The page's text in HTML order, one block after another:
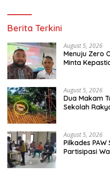
Berita Terkini
August 5, 2026
Menuju Zero
Minta
August 5, 2026
Dua Makam
Sekolah
August 5, 2026
Pilkades PAW
Partisipasi